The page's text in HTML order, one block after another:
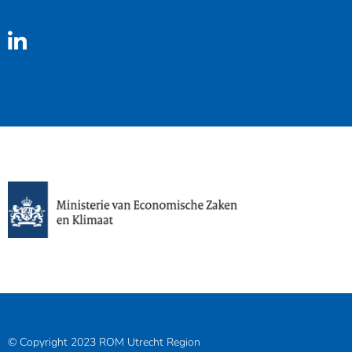
Linkedin
© Copyright 2023 ROM Utrecht Region